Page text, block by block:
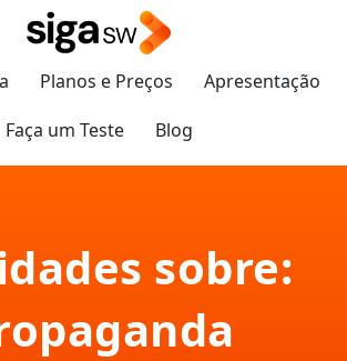
Planos e Preços
Apresentação
Faça um Teste
Blog
sobre: